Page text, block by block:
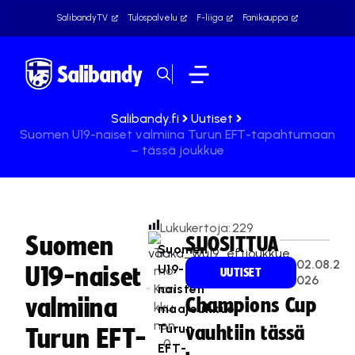
SalibandyTV Tulospalvelu F-liiga Fanikauppa
Salibandy.fi
Uutiset
Suomen U19-naiset valmiina Turun EFT-tapahtumaan
– tässä joukkue
Suomen
U19-naiset
valmiina
Turun EFT-
Ti
mo
Kan
kku
nen
0
Lukukertoja:229
Suomen
U19-
naisten
maajoukkue
Turun
EFT-
SUOSITTUA
UUTISET
02.08.2
026
Champions Cup
vauhtiin tässä